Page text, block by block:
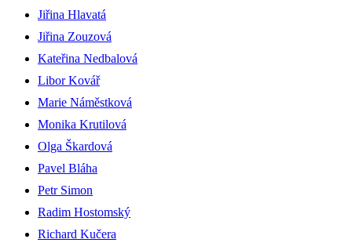
Jiřina Hlavatá
Jiřina Zouzová
Kateřina Nedbalová
Libor Kovář
Marie Náměstková
Monika Krutilová
Olga Škardová
Pavel Bláha
Petr Simon
Radim Hostomský
Richard Kučera